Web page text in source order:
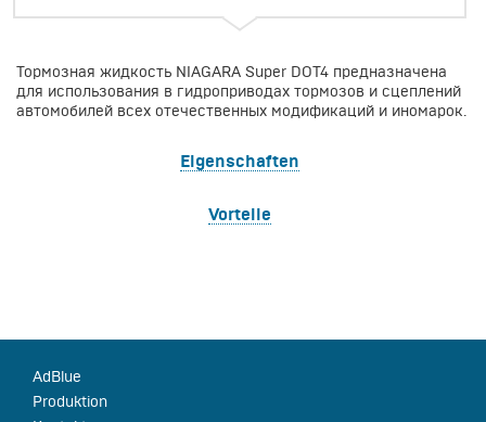
Тормозная жидкость NIAGARA Super DOT4 предназначена
для использования в гидроприводах тормозов и сцеплений
автомобилей всех отечественных модификаций и иномарок.
Eigenschaften
Vorteile
AdBlue
Produktion